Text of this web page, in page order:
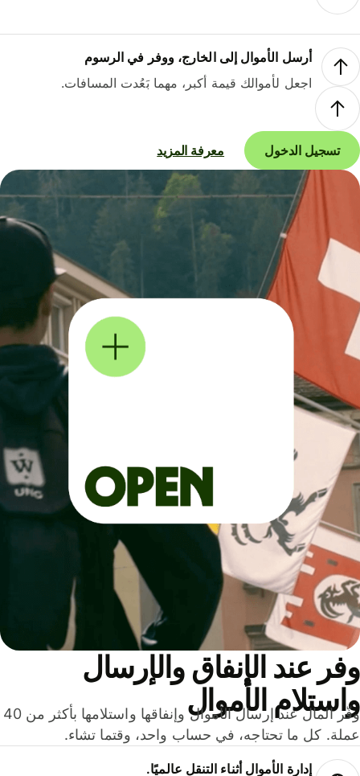
أرسل الأموال إلى الخارج، ووفر في الرسوم
اجعل لأموالك قيمة أكبر، مهما بَعُدت المسافات.
تسجيل الدخول معرفة المزيد
عند الإنفاق والإرسال
الأموال
وفّر المال عند إرسال الأموال وإنفاقها واستلامها بأكثر من 40
كل ما تحتاجه، في حساب واحد، وقتما تشاء.
إدارة الأموال أثناء التنقل عالميًا.